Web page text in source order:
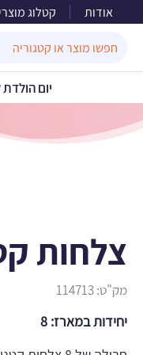
אודות קטלוג
for:
יום
צלחות
מק"ט:114713
יחידות במארז: 8